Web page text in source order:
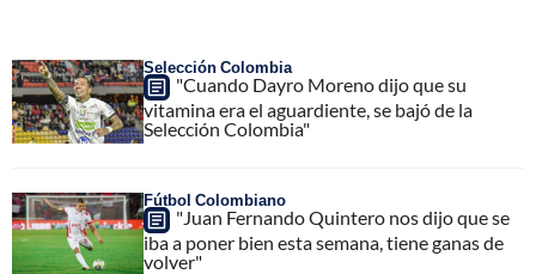
Selección Colombia
"Cuando Dayro Moreno dijo que su
vitamina era el aguardiente, se bajó de la
Selección Colombia"
Fútbol Colombiano
"Juan Fernando Quintero nos dijo que se
iba a poner bien esta semana, tiene ganas de
volver"